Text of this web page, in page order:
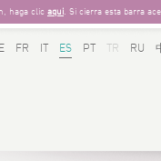
haga clic aqui. Si cierra esta barra
FR ES PT TR RU